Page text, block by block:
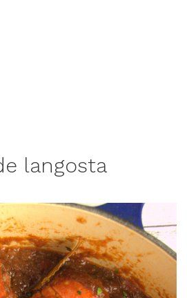
langosta